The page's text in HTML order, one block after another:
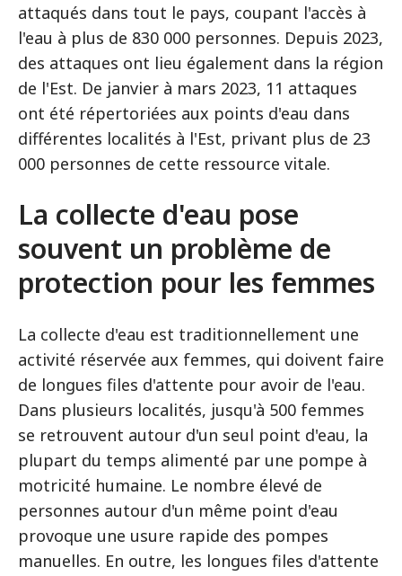
attaqués dans tout le pays, coupant l'accès à
l'eau à plus de 830 000 personnes. Depuis 2023,
des attaques ont lieu également dans la région
de l'Est. De janvier à mars 2023, 11 attaques
ont été répertoriées aux points d'eau dans
différentes localités à l'Est, privant plus de 23
000 personnes de cette ressource vitale.
La collecte d'eau pose
souvent un problème de
protection pour les femmes
La collecte d'eau est traditionnellement une
activité réservée aux femmes, qui doivent faire
de longues files d'attente pour avoir de l'eau.
Dans plusieurs localités, jusqu'à 500 femmes
se retrouvent autour d'un seul point d'eau, la
plupart du temps alimenté par une pompe à
motricité humaine. Le nombre élevé de
personnes autour d'un même point d'eau
provoque une usure rapide des pompes
manuelles. En outre, les longues files d'attente